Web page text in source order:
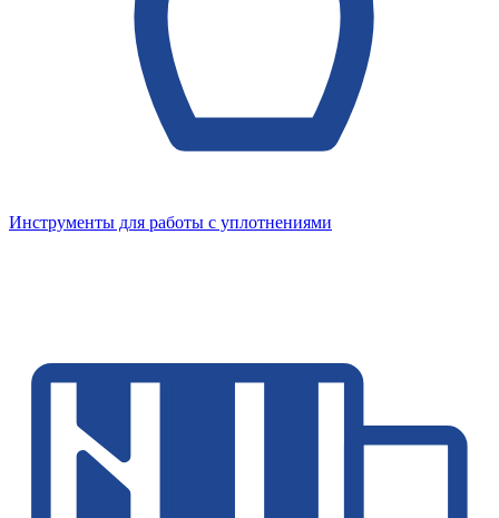
Инструменты для работы с уплотнениями